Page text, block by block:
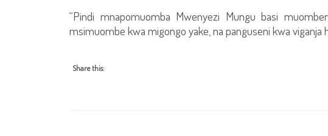
“Pindi mnapomuomba Mwenyezi Mungu basi
msimuombe kwa migongo yake, na panguseni kwa viganja
Share this: